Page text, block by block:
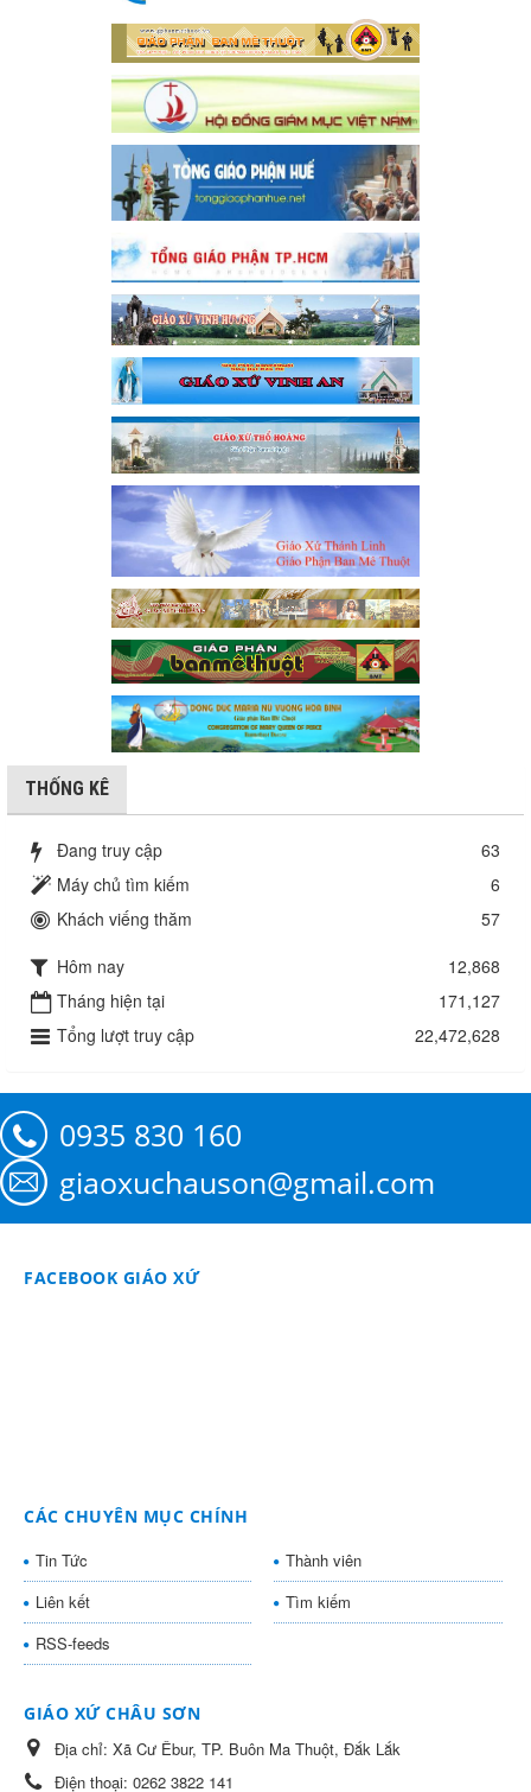
THỐNG KÊ
Đang truy cập
63
Máy chủ tìm kiếm
6
Khách viếng thăm
57
Hôm nay
12,868
Tháng hiện tại
171,127
Tổng lượt truy cập
22,472,628
0935 830 160
giaoxuchauson@gmail.com
FACEBOOK GIÁO XỨ
CÁC CHUYÊN MỤC CHÍNH
Tin Tức
Thành viên
Liên kết
Tìm kiếm
RSS-feeds
GIÁO XỨ CHÂU SƠN
Địa chỉ: Xã Cư Êbur, TP. Buôn Ma Thuột, Đắk Lắk
Điện thoại: 0262 3822 141